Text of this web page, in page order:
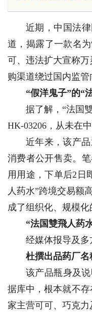
ar
近期，中国法
道，揭露了一款名
可、违法扩大宣称
购渠道绕过国内监
“假洋鬼子”的“
据了解，“法国
HK-03206，从未在
近年来，该产
消费者公开售卖。
用用途，下单后2日
人药水”跨境交易额
成了组织化、规模化
“法国雙飛人药
经媒体报导及
杜撰出品药厂
该产品瓶身及
据库中，根本就不存
家主营可可、巧克